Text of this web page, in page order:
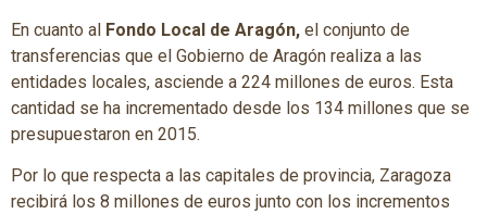
En cuanto al Fondo Local de Aragón, el conjunto de
transferencias que el Gobierno de Aragón realiza a las
entidades locales, asciende a 224 millones de euros. Esta
cantidad se ha incrementado desde los 134 millones que se
presupuestaron en 2015.
Por lo que respecta a las capitales de provincia, Zaragoza
recibirá los 8 millones de euros junto con los incrementos